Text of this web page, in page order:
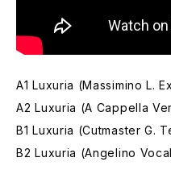
A1 Luxuria (Massimino L.
A2 Luxuria (A Cappella
B1 Luxuria (Cutmaster G.
B2 Luxuria (Angelino